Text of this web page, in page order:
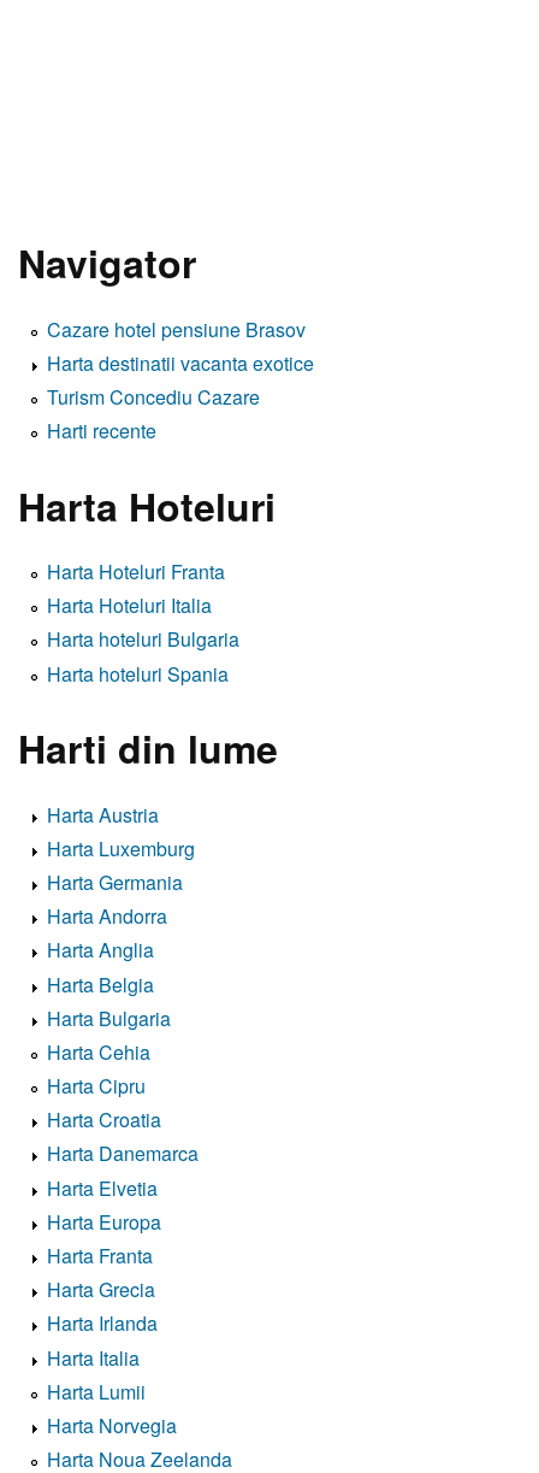
Navigator
Cazare hotel pensiune Brasov
Harta destinatii vacanta exotice
Turism Concediu Cazare
Harti recente
Harta Hoteluri
Harta Hoteluri Franta
Harta Hoteluri Italia
Harta hoteluri Bulgaria
Harta hoteluri Spania
Harti din lume
Harta Austria
Harta Luxemburg
Harta Germania
Harta Andorra
Harta Anglia
Harta Belgia
Harta Bulgaria
Harta Cehia
Harta Cipru
Harta Croatia
Harta Danemarca
Harta Elvetia
Harta Europa
Harta Franta
Harta Grecia
Harta Irlanda
Harta Italia
Harta Lumii
Harta Norvegia
Harta Noua Zeelanda